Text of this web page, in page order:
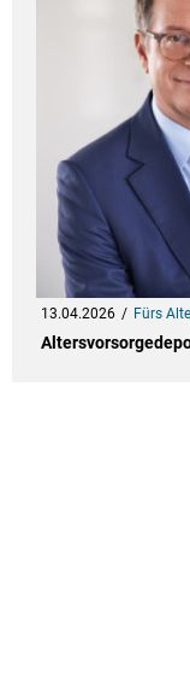
13.04.2026 Fürs